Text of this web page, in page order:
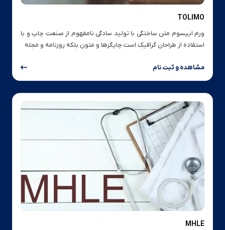
TOLIMO
ورم ایپسوم متن ساختگی با تولید سادگی نامفهوم از صنعت چاپ و با
استفاده از طراحان گرافیک است چاپگرها و متون بلکه روزنامه و مجله
مشاهده و ثبت نام
MHLE